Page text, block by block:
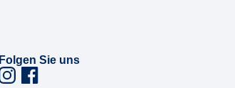
Folgen Sie uns